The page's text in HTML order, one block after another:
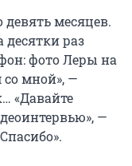
месяцев.
десятки раз
фото Леры на
со мной», —
«Давайте
—